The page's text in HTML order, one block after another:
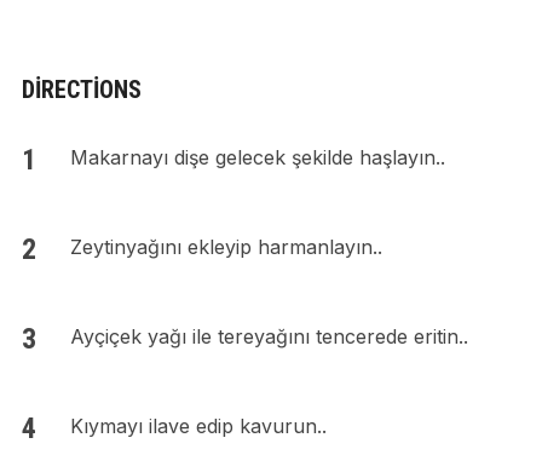
DIRECTIONS
Makarnayı dişe gelecek şekilde haşlayın..
Zeytinyağını ekleyip harmanlayın..
Ayçiçek yağı ile tereyağını tencerede eritin..
Kıymayı ilave edip kavurun..